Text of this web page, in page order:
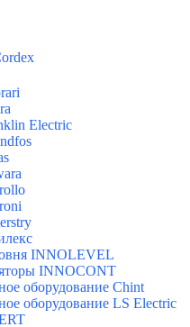
Electric
INNOLEVEL
INNOCONT
оборудование Chint
оборудование LS Electric